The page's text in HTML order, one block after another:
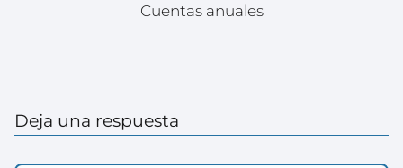
Cuentas anuales
Deja una respuesta